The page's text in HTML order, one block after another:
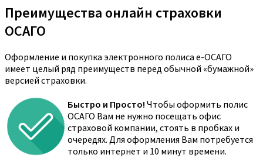
Преимущества онлайн страховки
ОСАГО
Оформление и покупка электронного полиса е-ОСАГО
имеет целый ряд преимуществ перед обычной «бумажной»
версией страховки.
Быстро и Просто! Чтобы оформить полис
ОСАГО Вам не нужно посещать офис
страховой компании, стоять в пробках и
очередях. Для оформления Вам потребуется
только интернет и 10 минут времени.